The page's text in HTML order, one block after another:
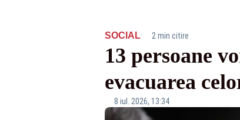
SOCIAL· 2 min citire
13 persoane
evacuarea
8 iul. 2026, 13:34